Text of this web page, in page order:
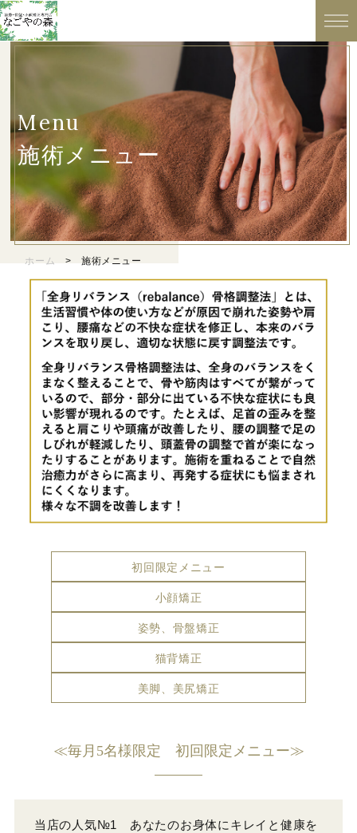
Menu
施術メニュー
ホーム > 施術メニュー
初回限定メニュー
小顔矯正
姿勢、骨盤矯正
猫背矯正
美脚、美尻矯正
≪毎月5名様限定 初回限定メニュー≫
当店の人気№1 あなたのお身体にキレイと健康を